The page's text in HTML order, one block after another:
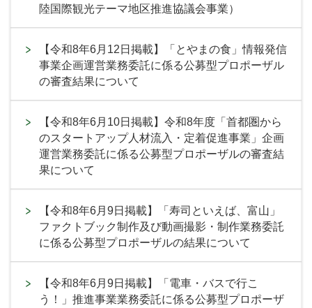
陸国際観光テーマ地区推進協議会事業）
【令和8年6月12日掲載】「とやまの食」情報発信
事業企画運営業務委託に係る公募型プロポーザル
の審査結果について
【令和8年6月10日掲載】令和8年度「首都圏から
のスタートアップ人材流入・定着促進事業」企画
運営業務委託に係る公募型プロポーザルの審査結
果について
【令和8年6月9日掲載】「寿司といえば、富山」
ファクトブック制作及び動画撮影・制作業務委託
に係る公募型プロポーザルの結果について
【令和8年6月9日掲載】「電車・バスで行こ
う！」推進事業業務委託に係る公募型プロポーザ